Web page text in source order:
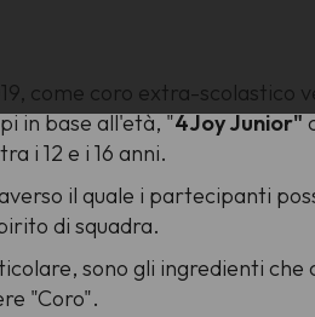
come coro extra-scolastico
in base all'età, "4Joy Junior"
i 12 e i 16 anni.
il quale i partecipanti
di squadra.
sono gli ingredienti che
"Coro".